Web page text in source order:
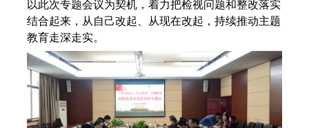
以此次专题会议为契机，着力把检视问题和整改落实
结合起来，从自己改起、从现在改起，持续推动主题
教育走深走实。